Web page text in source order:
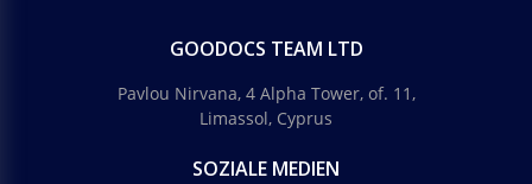
GOODOCS TEAM LTD
Pavlou Nirvana, 4 Alpha Tower, of. 11,
Limassol, Cyprus
SOZIALE MEDIEN